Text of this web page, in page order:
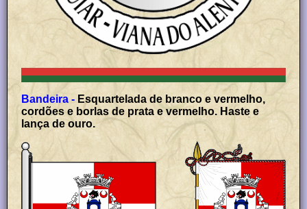
Bandeira - Esquartelada de branco e vermelho,
cordões e borlas de prata e vermelho. Haste e
lança de ouro.